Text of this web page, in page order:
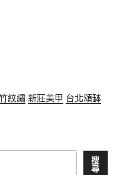
紋繡新莊美甲 台北頌缽
搜
尋